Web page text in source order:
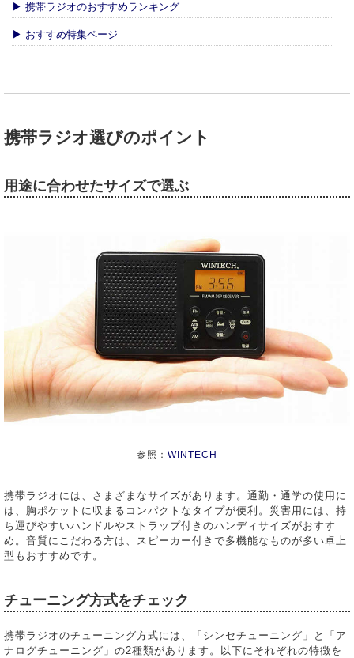
▶ 携帯ラジオのおすすめランキング
▶ おすすめ特集ページ
携帯ラジオ選びのポイント
用途に合わせたサイズで選ぶ
参照： WINTECH
携帯ラジオには、さまざまなサイズがあります。通勤・通学の使用に
は、胸ポケットに収まるコンパクトなタイプが便利。災害用には、持
ち運びやすいハンドルやストラップ付きのハンディサイズがおすす
め。音質にこだわる方は、スピーカー付きで多機能なものが多い卓上
型もおすすめです。
チューニング方式をチェック
携帯ラジオのチューニング方式には、「シンセチューニング」と「ア
ナログチューニング」の2種類があります。以下にそれぞれの特徴を